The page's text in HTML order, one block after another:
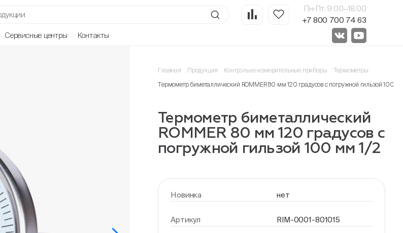
Пн-Пт, 9:00—18:00
+7 800 700 74 63
Сервисные центры Контакты
Главная Продукция Контрольно-измерительные приборы Термометры
Термометр биметаллический ROMMER 80 мм 120 градусов с погружной гильзой 100
Термометр биметаллический
ROMMER 80 мм 120 градусов с
погружной гильзой 100 мм 1/2
Новинка нет
Артикул RIM-0001-801015